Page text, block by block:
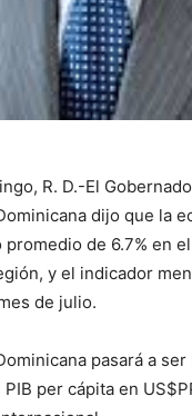
R. D.-El
dijo que la
promedio de 6.7% en
y el indicador
de julio.
pasará a
PIB per cápita en